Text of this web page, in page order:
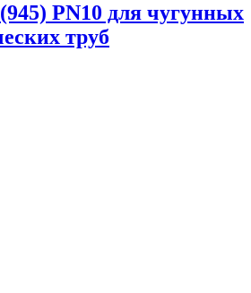
PN10 для чугунных
труб